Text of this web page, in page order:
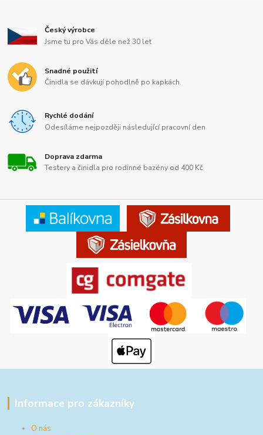
Český výrobce
Jsme tu pro Vás déle než 30 let
Snadné použití
Činidla se dávkují pohodlně po kapkách
Rychlé dodání
Odesíláme nejpozději následující pracovní den
Doprava zdarma
Testery a činidla pro rodinné bazény od 400 Kč
Informace pro zákazníky
O nás